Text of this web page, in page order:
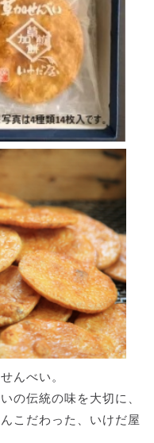
んべい。
の伝統の味を大切に、
こだわった、いけだ屋